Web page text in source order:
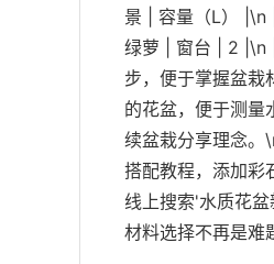
景 | 容量（L）
绿萝 | 窗台 | 2 |\n
步，便于掌握盆栽
的花盆，便于测
续盆栽分享理念。
搭配教程，添加彩
线上搜索'水质花
材料选择不再是难